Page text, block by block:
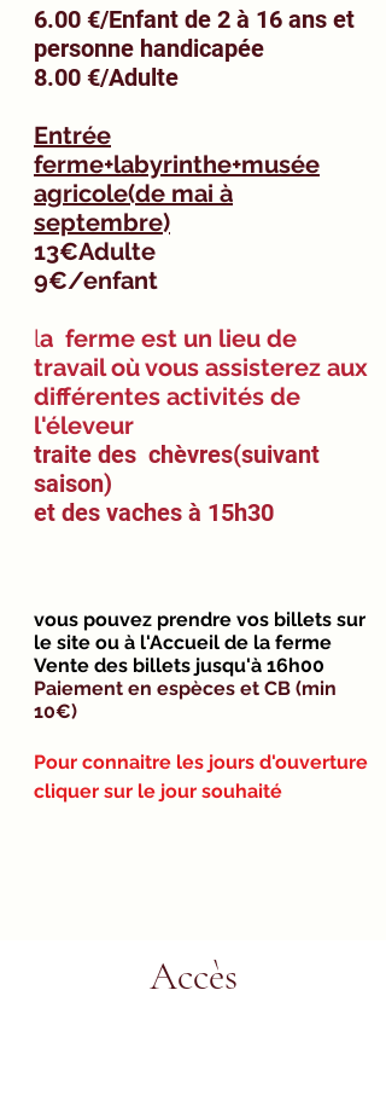
6.00 €/Enfant de 2 à 16 ans et
personne handicapée
8.00 €/Adulte
Entrée
ferme+labyrinthe+musée
agricole(de mai à
septembre)
13€Adulte
9€/enfant
la ferme est un lieu de
travail où vous assisterez aux
différentes activités de
l'éleveur
traite des chèvres(suivant
saison)
et des vaches à 15h30
vous pouvez prendre vos billets sur
le site ou à l'Accueil de la ferme
Vente des billets jusqu'à 16h00
Paiement en espèces et CB (min
10€)
Pour connaitre les jours d'ouverture
cliquer sur le jour souhaité
Accès